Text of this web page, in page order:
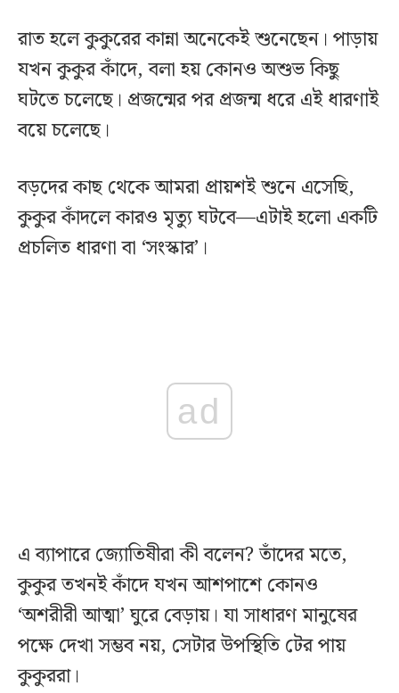
রাত হলে কুকুরের কান্না অনেকেই শুনেছেন। পাড়ায়
যখন কুকুর কাঁদে, বলা হয় কোনও অশুভ কিছু
ঘটতে চলেছে। প্রজন্মের পর প্রজন্ম ধরে এই ধারণাই
বয়ে চলেছে।
বড়দের কাছ থেকে আমরা প্রায়শই শুনে এসেছি,
কুকুর কাঁদলে কারও মৃত্যু ঘটবে—এটাই হলো একটি
প্রচলিত ধারণা বা ‘সংস্কার’।
ad
এ ব্যাপারে জ্যোতিষীরা কী বলেন? তাঁদের মতে,
কুকুর তখনই কাঁদে যখন আশপাশে কোনও
‘অশরীরী আত্মা’ ঘুরে বেড়ায়। যা সাধারণ মানুষের
পক্ষে দেখা সম্ভব নয়, সেটার উপস্থিতি টের পায়
কুকুররা।